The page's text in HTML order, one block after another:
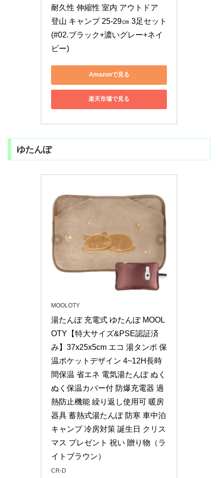
耐久性 伸縮性 室内 アウトドア
登山 キャンプ 25-29㎝ 3足セット
(#02.ブラック+濃いグレー+ネイ
ビー)
Amazonで見る
楽天市場で見る
ゆたんぽ
MOOLOTY
湯たんぽ 充電式 ゆたんぽ MOOL
OTY【特大サイズ&PSE認証済
み】37x25x5cm エコ 湯タンポ 保
温ポケットデザイン 4~12H長時
間保温 省エネ 電気湯たんぽ ぬく
ぬく保温カバー付 防爆充電器 過
熱防止機能 繰り返し使用可 暖房
器具 蓄熱式湯たんぽ 防寒 車中泊
キャンプ 冷房対策 誕生日 クリス
マス プレゼント 祝い 贈り物（ラ
イトブラウン）
CR-D